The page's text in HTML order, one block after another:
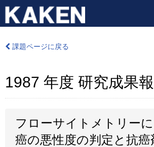
課題ページに戻る
1987 年度 研究成果
フローサイトメトリー
癌の悪性度の判定と抗癌